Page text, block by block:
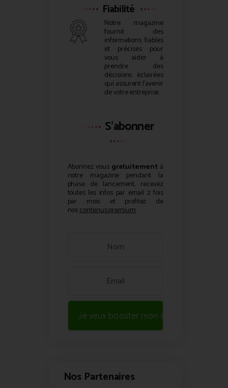
Fiabilité
Notre magazine
fournit des
informations fiables
et précises pour
vous aider à
prendre des
décisions éclairées
qui assurent l’avenir
de votre entreprise.
S'abonner
Abonnez vous gratuitementà
notre magazine pendant la
phase de lancement, recevez
toutes les infos par email 2 fois
par mois et profitez de
noscontenus premium.
Je veux booster mon site !
Nos Partenaires